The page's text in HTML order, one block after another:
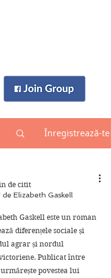
Înregistrează-te
Elizabeth Gaskell
de citit
din 5 stele.
Gaskell este un roman
diferențele sociale și
agrar și nordul
Publicat între
povestea lui